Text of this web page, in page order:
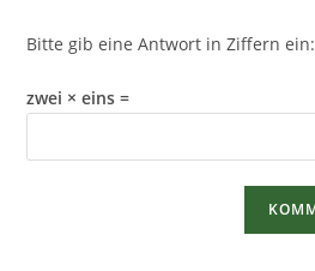
Bitte gib eine Antwort in Ziffern ein:
zwei × eins =